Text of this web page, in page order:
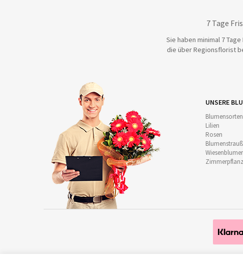
7 Tage
Sie haben minimal 7
die über Regionsflorist
UNSERE
Blumensorten
Lilien
Rosen
Blumenstrauß